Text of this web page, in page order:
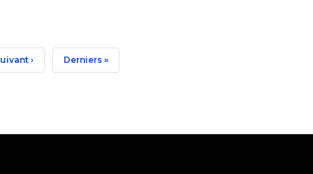
› Dernière
Derniers »